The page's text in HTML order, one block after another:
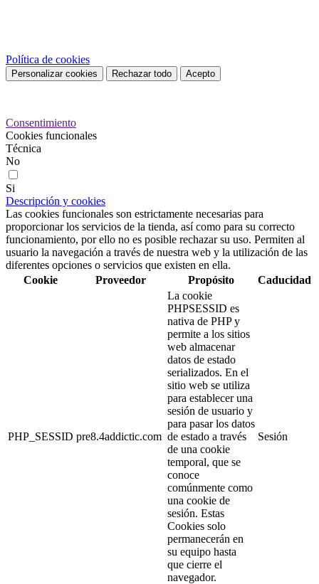
Política de cookies
Personalizar cookies Rechazar todo Acepto
Consentimiento
Cookies funcionales
Técnica
No
Si
Descripción y cookies
Las cookies funcionales son estrictamente necesarias para
proporcionar los servicios de la tienda, así como para su correcto
funcionamiento, por ello no es posible rechazar su uso. Permiten al
usuario la navegación a través de nuestra web y la utilización de las
diferentes opciones o servicios que existen en ella.
Cookie
Proveedor Propósito Caducidad
PHP_SESSID pre8.4addictic.com
La cookie
PHPSESSID es
nativa de PHP y
permite a los sitios
web almacenar
datos de estado
serializados. En el
sitio web se utiliza
para establecer una
sesión de usuario y
para pasar los datos
de estado a través
de una cookie
temporal, que se
conoce
comúnmente como
una cookie de
sesión. Estas
Cookies solo
permanecerán en
su equipo hasta
que cierre el
navegador.
Sesión